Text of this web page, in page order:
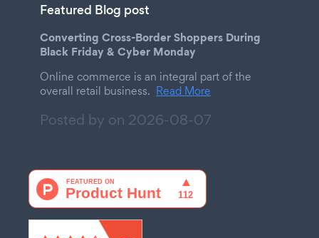
Featured Blog post
Converting Cross-Border Shoppers During
Black Friday & Cyber Monday
Online commerce is an integral part of the
overall retail business. Read More
Posted by on 2026-08-07